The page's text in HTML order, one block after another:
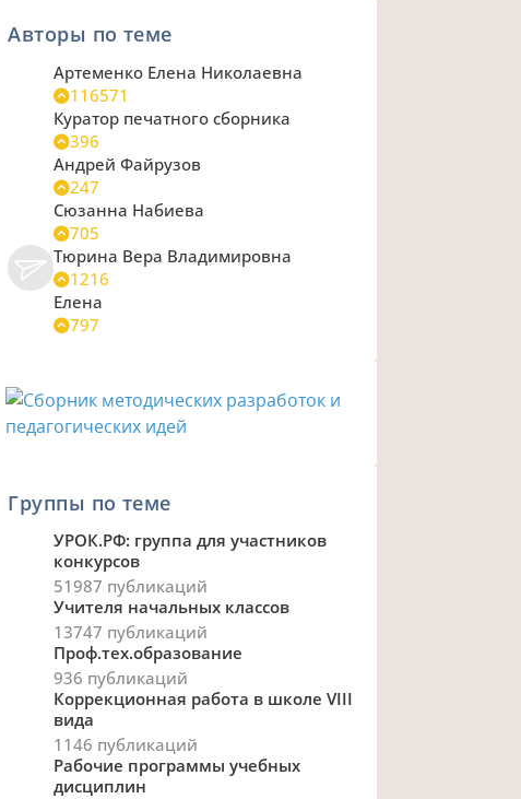
Авторы по теме
Артеменко Елена Николаевна
116571
Куратор печатного сборника
396
Андрей Файрузов
247
Сюзанна Набиева
705
Тюрина Вера Владимировна
1216
Елена
797
Группы по теме
УРОК.РФ: группа для участников
конкурсов
51987 публикаций
Учителя начальных классов
13747 публикаций
Проф.тех.образование
936 публикаций
Коррекционная работа в школе VIII
вида
1146 публикаций
Рабочие программы учебных
дисциплин